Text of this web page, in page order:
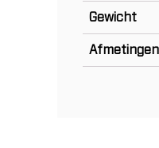
Gewicht
Afmetingen